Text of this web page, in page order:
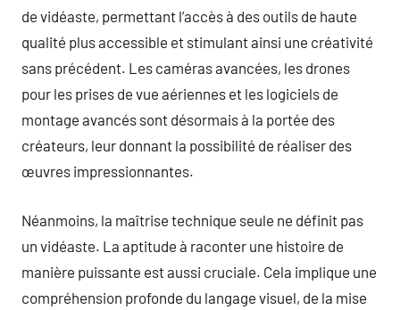
de vidéaste, permettant l’accès à des outils de haute
qualité plus accessible et stimulant ainsi une créativité
sans précédent. Les caméras avancées, les drones
pour les prises de vue aériennes et les logiciels de
montage avancés sont désormais à la portée des
créateurs, leur donnant la possibilité de réaliser des
œuvres impressionnantes.
Néanmoins, la maîtrise technique seule ne définit pas
un vidéaste. La aptitude à raconter une histoire de
manière puissante est aussi cruciale. Cela implique une
compréhension profonde du langage visuel, de la mise